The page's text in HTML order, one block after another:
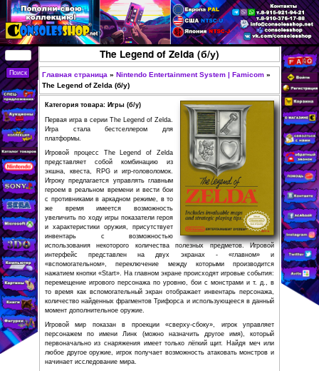
Перейти к основному
содержанию
КУПИТЬ
СОВРЕМЕННЫЕ И
РЕТРО ИГРОВЫЕ
ПРИСТАВКИ,
ИГРЫ, ФИГУРКИ,
РЕДКИЕ
КОЛЛЕКЦИОННЫЕ
ТОВАРЫ В
ИНТЕРНЕТ-
МАГАЗИНЕ
CONSOLESSHOP
The Legend of Zelda (б/у)
Вы здесь
Главная страница
Nintendo Entertainment
The Legend of Zelda (б/у)
Категория товара: Игры (б/у)
Первая игра в серии The Legend of Zelda.
Игра стала бестселлером для
платформы.
Игровой процесс The Legend of Zelda
представляет собой комбинацию из
экшна, квеста, RPG и игр-головоломок.
Игроку предлагается управлять главным
героем в реальном времени и вести бои
с противниками в аркадном режиме, в то
же время имеется возможность
увеличить по ходу игры показатели героя
и характеристики оружия, присутствует
инвентарь с возможностью
использования некоторого количества полезных
интерфейс представлен на двух экранах -